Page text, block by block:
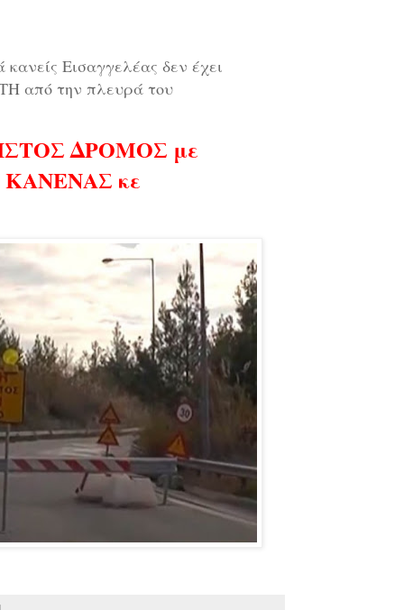
Εισαγγελέας δεν έχει
από την πλευρά του
ΔΡΟΜΟΣ με
ΚΑΝΕΝΑΣ κε